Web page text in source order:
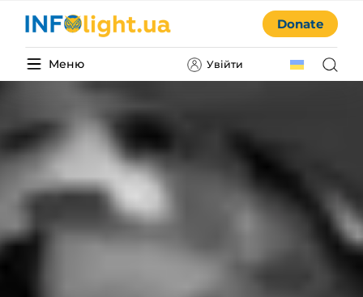
Меню Увійти
Donate